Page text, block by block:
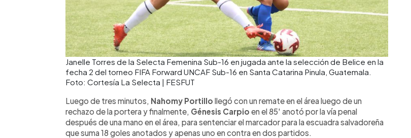
Janelle Torres de la Selecta Femenina Sub-16 en jugada ante la selección de Belice en la
fecha 2 del torneo FIFA Forward UNCAF Sub-16 en Santa Catarina Pinula, Guatemala.
Foto: Cortesía La Selecta | FESFUT
Luego de tres minutos, Nahomy Portillo llegó con un remate en el área luego de un
rechazo de la portera y finalmente, Génesis Carpio en el 85' anotó por la vía penal
después de una mano en el área, para sentenciar el marcador para la escuadra salvadoreña
que suma 18 goles anotados y apenas uno en contra en dos partidos.